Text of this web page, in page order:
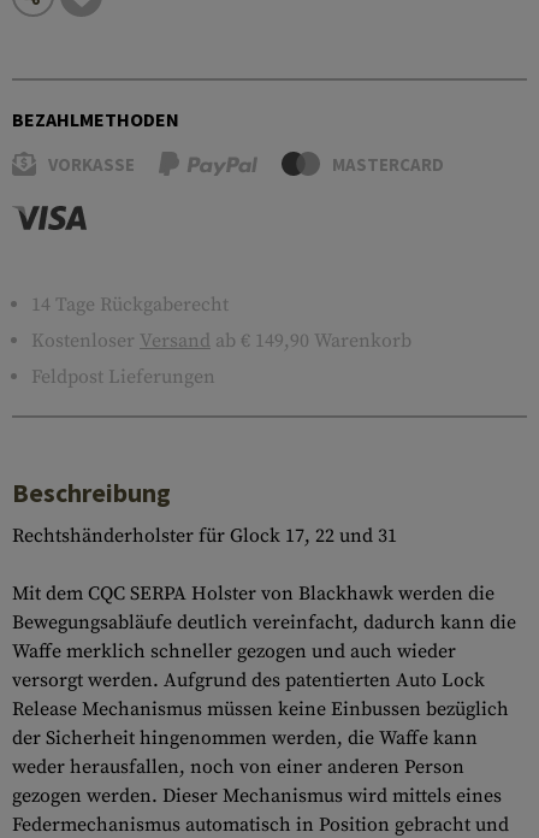
BEZAHLMETHODEN
VORKASSE MASTERCARD
14 Tage Rückgaberecht
Kostenloser Versand ab € 149,90 Warenkorb
Feldpost Lieferungen
Beschreibung
Rechtshänderholster für Glock 17, 22 und 31
Mit dem CQC SERPA Holster von Blackhawk werden die
Bewegungsabläufe deutlich vereinfacht, dadurch kann die
Waffe merklich schneller gezogen und auch wieder
versorgt werden. Aufgrund des patentierten Auto Lock
Release Mechanismus müssen keine Einbussen bezüglich
der Sicherheit hingenommen werden, die Waffe kann
weder herausfallen, noch von einer anderen Person
gezogen werden. Dieser Mechanismus wird mittels eines
Federmechanismus automatisch in Position gebracht und